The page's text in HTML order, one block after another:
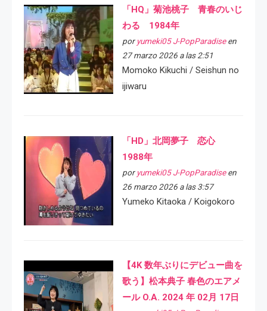
「HQ」菊池桃子 青春のいじ
わる 1984年
por yumeki05 J-PopParadiseen
27 marzo 2026 a las 2:51
Momoko Kikuchi / Seishun no
ijiwaru
「HD」北岡夢子 恋心
1988年
por yumeki05 J-PopParadiseen
26 marzo 2026 a las 3:57
Yumeko Kitaoka / Koigokoro
【4K 数年ぶりにデビュー曲を
歌う】松本典子 春色のエアメ
ール O.A. 2024 年 02月 17日